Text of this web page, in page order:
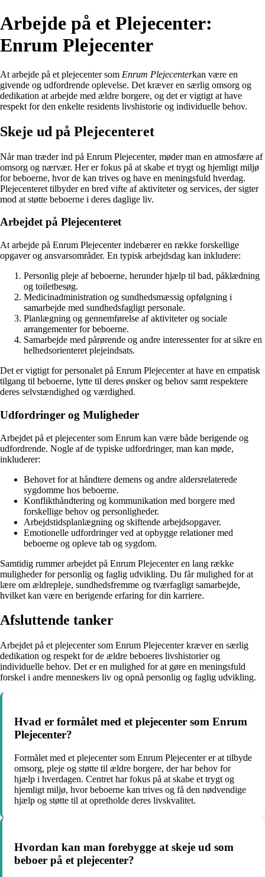
Arbejde på et Plejecenter:
Enrum Plejecenter
At arbejde på et plejecenter som Enrum Plejecenterkan være en
givende og udfordrende oplevelse. Det kræver en særlig omsorg og
dedikation at arbejde med ældre borgere, og det er vigtigt at have
respekt for den enkelte residents livshistorie og individuelle behov.
Skeje ud på Plejecenteret
Når man træder ind på Enrum Plejecenter, møder man en atmosfære af
omsorg og nærvær. Her er fokus på at skabe et trygt og hjemligt miljø
for beboerne, hvor de kan trives og have en meningsfuld hverdag.
Plejecenteret tilbyder en bred vifte af aktiviteter og services, der sigter
mod at støtte beboerne i deres daglige liv.
Arbejdet på Plejecenteret
At arbejde på Enrum Plejecenter indebærer en række forskellige
opgaver og ansvarsområder. En typisk arbejdsdag kan inkludere:
Personlig pleje af beboerne, herunder hjælp til bad, påklædning
og toiletbesøg.
Medicinadministration og sundhedsmæssig opfølgning i
samarbejde med sundhedsfagligt personale.
Planlægning og gennemførelse af aktiviteter og sociale
arrangementer for beboerne.
Samarbejde med pårørende og andre interessenter for at sikre en
helhedsorienteret plejeindsats.
Det er vigtigt for personalet på Enrum Plejecenter at have en empatisk
tilgang til beboerne, lytte til deres ønsker og behov samt respektere
deres selvstændighed og værdighed.
Udfordringer og Muligheder
Arbejdet på et plejecenter som Enrum kan være både berigende og
udfordrende. Nogle af de typiske udfordringer, man kan møde,
inkluderer:
Behovet for at håndtere demens og andre aldersrelaterede
sygdomme hos beboerne.
Konflikthåndtering og kommunikation med borgere med
forskellige behov og personligheder.
Arbejdstidsplanlægning og skiftende arbejdsopgaver.
Emotionelle udfordringer ved at opbygge relationer med
beboerne og opleve tab og sygdom.
Samtidig rummer arbejdet på Enrum Plejecenter en lang række
muligheder for personlig og faglig udvikling. Du får mulighed for at
lære om ældrepleje, sundhedsfremme og tværfagligt samarbejde,
hvilket kan være en berigende erfaring for din karriere.
Afsluttende tanker
Arbejdet på et plejecenter som Enrum Plejecenter kræver en særlig
dedikation og respekt for de ældre beboeres livshistorier og
individuelle behov. Det er en mulighed for at gøre en meningsfuld
forskel i andre menneskers liv og opnå personlig og faglig udvikling.
Hvad er formålet med et plejecenter som Enrum
Plejecenter?
Formålet med et plejecenter som Enrum Plejecenter er at tilbyde
omsorg, pleje og støtte til ældre borgere, der har behov for
hjælp i hverdagen. Centret har fokus på at skabe et trygt og
hjemligt miljø, hvor beboerne kan trives og få den nødvendige
hjælp og støtte til at opretholde deres livskvalitet.
Hvordan kan man forebygge at skeje ud som
beboer på et plejecenter?